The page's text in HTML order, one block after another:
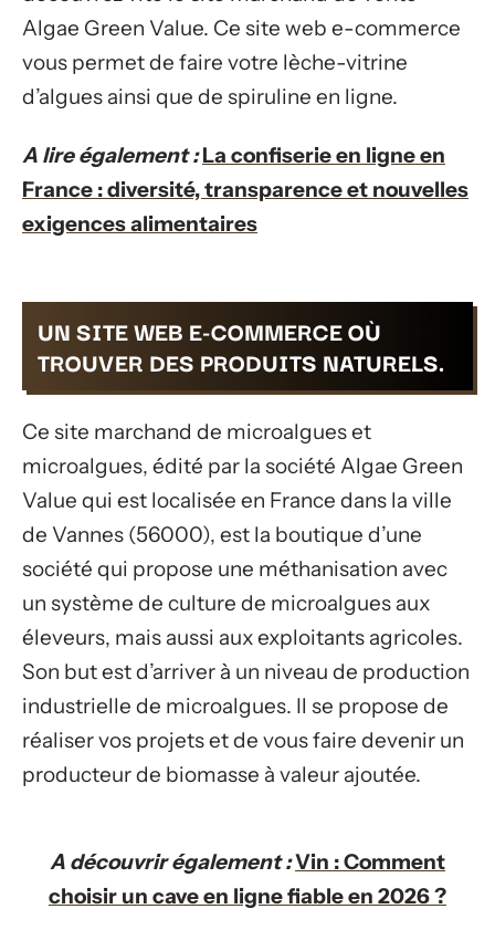
Algae Green Value. Ce site web e-commerce
vous permet de faire votre lèche-vitrine
d’algues ainsi que de spiruline en ligne.
A lire également : La confiserie en ligne en
France : diversité, transparence et nouvelles
exigences alimentaires
UN SITE WEB E-COMMERCE OÙ
TROUVER DES PRODUITS NATURELS.
Ce site marchand de microalgues et
microalgues, édité par la société Algae Green
Value qui est localisée en France dans la ville
de Vannes (56000), est la boutique d’une
société qui propose une méthanisation avec
un système de culture de microalgues aux
éleveurs, mais aussi aux exploitants agricoles.
Son but est d’arriver à un niveau de production
industrielle de microalgues. Il se propose de
réaliser vos projets et de vous faire devenir un
producteur de biomasse à valeur ajoutée.
A découvrir également :Vin : Comment
choisir un cave en ligne fiable en 2026 ?